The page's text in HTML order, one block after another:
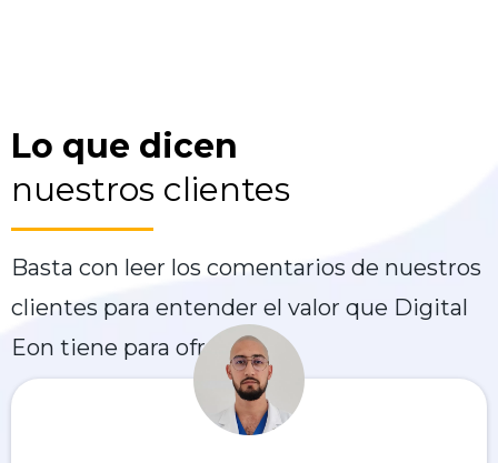
Lo que dicen
nuestros clientes
Basta con leer los comentarios de nuestros
clientes para entender el valor que Digital
Eon tiene para ofrecerte.